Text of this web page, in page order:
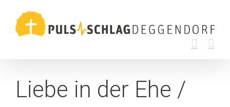
Inhalt
springen
Liebe in der Ehe /